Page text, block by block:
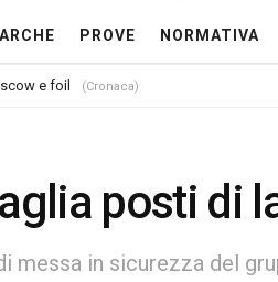
PROVE NORMATIVA
e foil (Cronaca)
lo yacht Nixie (Cronaca)
posti di
messa in sicurezza del